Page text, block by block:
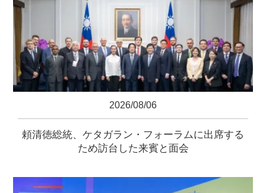
2026/08/06
頼清徳総統、ケタガラン・フォーラムに出席する
ため訪台した来賓と面会